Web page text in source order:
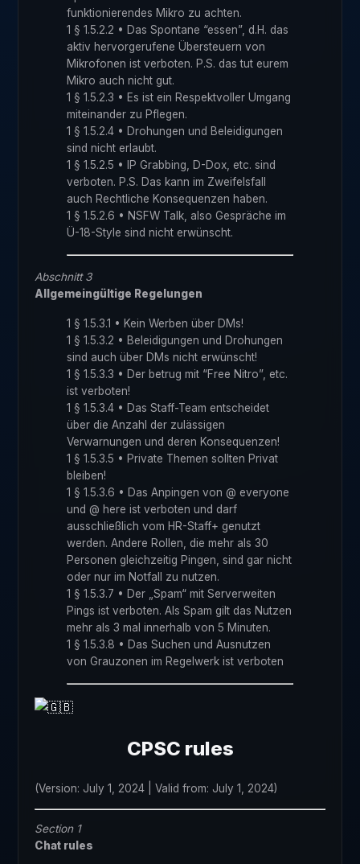
funktionierendes Mikro zu achten.
1 § 1.5.2.2 • Das Spontane “essen”, d.H. das
aktiv hervorgerufene Übersteuern von
Mikrofonen ist verboten. P.S. das tut eurem
Mikro auch nicht gut.
1 § 1.5.2.3 • Es ist ein Respektvoller Umgang
miteinander zu Pflegen.
1 § 1.5.2.4 • Drohungen und Beleidigungen
sind nicht erlaubt.
1 § 1.5.2.5 • IP Grabbing, D-Dox, etc. sind
verboten. P.S. Das kann im Zweifelsfall
auch Rechtliche Konsequenzen haben.
1 § 1.5.2.6 • NSFW Talk, also Gespräche im
Ü-18-Style sind nicht erwünscht.
Abschnitt 3
Allgemeingültige Regelungen
1 § 1.5.3.1 • Kein Werben über DMs!
1 § 1.5.3.2 • Beleidigungen und Drohungen
sind auch über DMs nicht erwünscht!
1 § 1.5.3.3 • Der betrug mit “Free Nitro”, etc.
ist verboten!
1 § 1.5.3.4 • Das Staff-Team entscheidet
über die Anzahl der zulässigen
Verwarnungen und deren Konsequenzen!
1 § 1.5.3.5 • Private Themen sollten Privat
bleiben!
1 § 1.5.3.6 • Das Anpingen von @ everyone
und @ here ist verboten und darf
ausschließlich vom HR-Staff+ genutzt
werden. Andere Rollen, die mehr als 30
Personen gleichzeitig Pingen, sind gar nicht
oder nur im Notfall zu nutzen.
1 § 1.5.3.7 • Der „Spam“ mit Serverweiten
Pings ist verboten. Als Spam gilt das Nutzen
mehr als 3 mal innerhalb von 5 Minuten.
1 § 1.5.3.8 • Das Suchen und Ausnutzen
von Grauzonen im Regelwerk ist verboten
CPSC rules
(Version: July 1, 2024 | Valid from: July 1, 2024)
Section 1
Chat rules